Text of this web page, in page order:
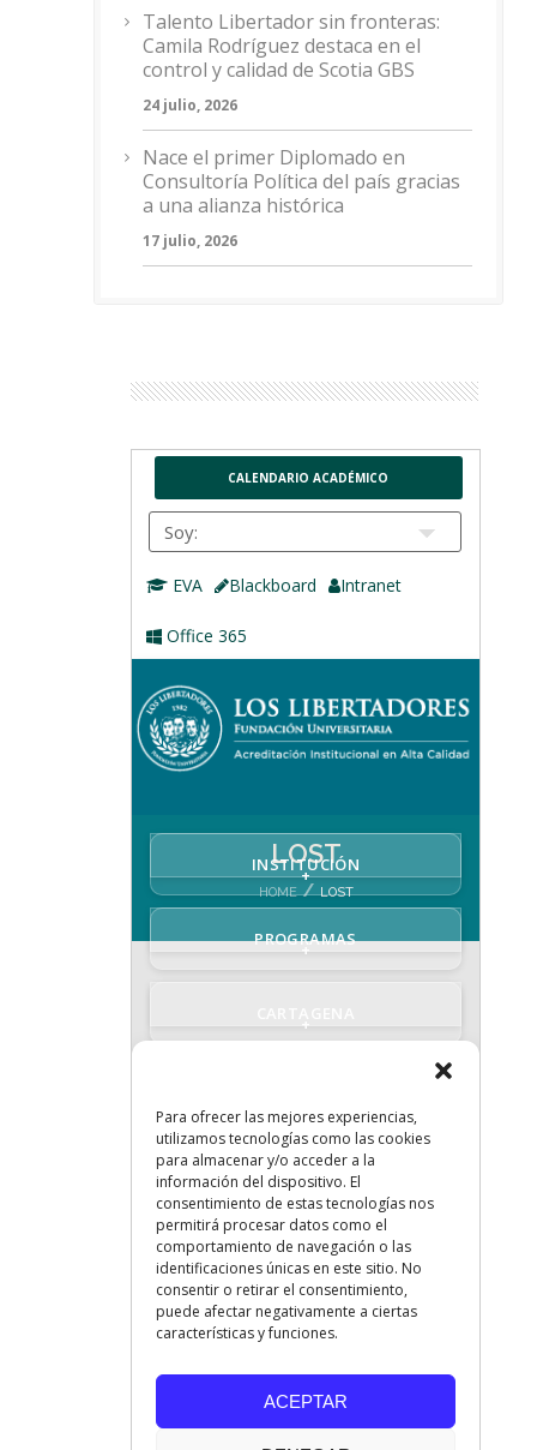
Talento Libertador sin fronteras:
Camila Rodríguez destaca en el
control y calidad de Scotia GBS
24 julio, 2026
Nace el primer Diplomado en
Consultoría Política del país gracias
a una alianza histórica
17 julio, 2026